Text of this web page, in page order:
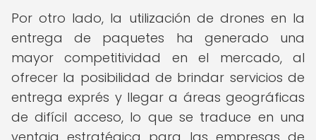
Por otro lado, la utilización de drones en la
entrega de paquetes ha generado una
mayor competitividad en el mercado, al
ofrecer la posibilidad de brindar servicios de
entrega exprés y llegar a áreas geográficas
de difícil acceso, lo que se traduce en una